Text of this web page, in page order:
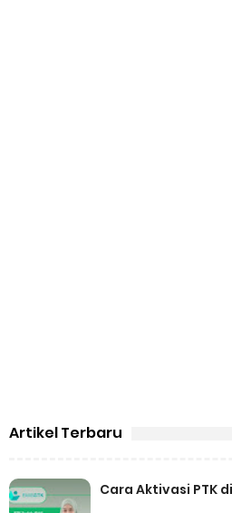
Artikel Terbaru
Cara Aktivasi PTK di